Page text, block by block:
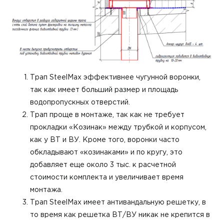
Трап SteelMax эффективнее чугунной воронки,
так как имеет больший размер и площадь
водопропускных отверстий.
Трап проще в монтаже, так как не требует
прокладки «Козинак» между трубкой и корпусом,
как у ВТ и ВУ. Кроме того, воронки часто
обкладывают «козинаками» и по кругу, это
добавляет еще около 3 тыс. к расчетной
стоимости комплекта и увеличивает время
монтажа.
Трап SteelMax имеет антивандальную решетку, в
то время как решетка ВТ/ВУ никак не крепится в